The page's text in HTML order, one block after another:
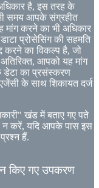
है, इस तरह के
समय आपके संग्रहीत
मांग करने का भी अधिकार
प्रोसेसिंग की सहमति
करने का विकल्प है, जो
आपको यह मांग
डेटा का प्रसंस्करण
के साथ शिकायत दर्ज
खंड में बताए गए पते
न करें, यदि आपके पास इस
हैं.
किए गए उपकरण